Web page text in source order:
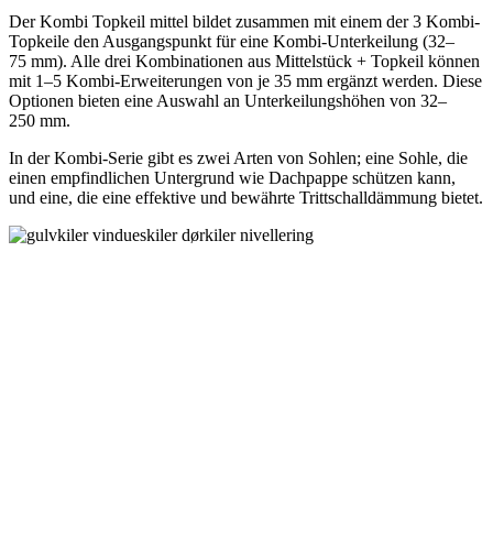
Der Kombi Topkeil mittel bildet zusammen mit einem der 3 Kombi-
Topkeile den Ausgangspunkt für eine Kombi-Unterkeilung (32–
75 mm). Alle drei Kombinationen aus Mittelstück + Topkeil können
mit 1–5 Kombi-Erweiterungen von je 35 mm ergänzt werden. Diese
Optionen bieten eine Auswahl an Unterkeilungshöhen von 32–
250 mm.
In der Kombi-Serie gibt es zwei Arten von Sohlen; eine Sohle, die
einen empfindlichen Untergrund wie Dachpappe schützen kann,
und eine, die eine effektive und bewährte Trittschalldämmung bietet.